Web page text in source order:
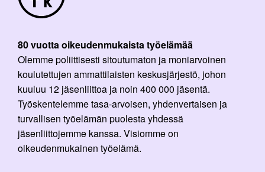
80 vuotta oikeudenmukaista työelämää
Olemme poliittisesti sitoutumaton ja moniarvoinen
koulutettujen ammattilaisten keskusjärjestö, johon
kuuluu 12 jäsenliittoa ja noin 400 000 jäsentä.
Työskentelemme tasa-arvoisen, yhdenvertaisen ja
turvallisen työelämän puolesta yhdessä
jäsenliittojemme kanssa. Visiomme on
oikeudenmukainen työelämä.